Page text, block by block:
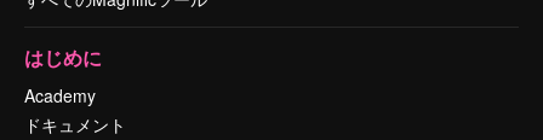
はじめに
Academy
ドキュメント